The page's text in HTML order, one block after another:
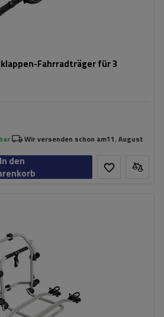
Fahrradträger für 3
Wir versenden schon am11. August
In den
45 kg
Aluminiumkonstruktion